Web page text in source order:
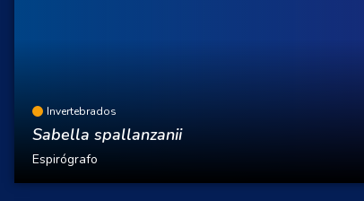
Invertebrados
Sabella spallanzanii
Espirógrafo